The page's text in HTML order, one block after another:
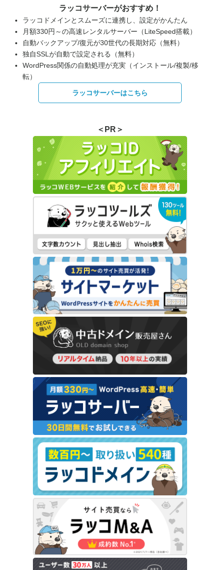
ラッコサーバーがおすすめ！
ラッコドメインとスムーズに連携し、設定がかんたん
月額330円～の高速レンタルサーバー（LiteSpeed搭載）
自動バックアップ/復元が30世代の長期対応（無料）
独自SSLが自動で設定される（無料）
WordPress関係の自動処理が充実（インストール/複製/移
転）
ラッコサーバーはこちら
＜PR＞